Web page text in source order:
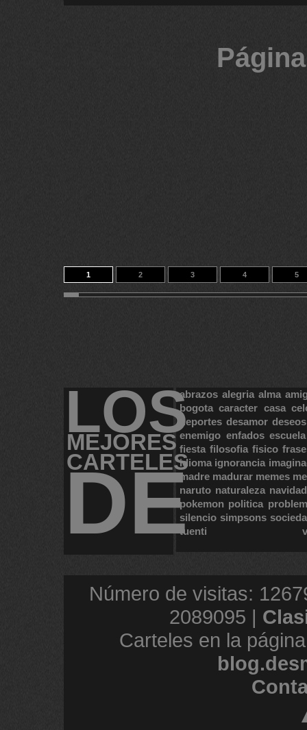
1 2 3 4 5
11 12 13 14 535
LOS
MEJORES
CARTELES
DE
abrazos alegria alma
bogota caracter casa
deportes desamor deseos
enemigo enfados escuela
fiesta filosofia fisico
idioma ignorancia
madre madurar memes
naruto naturaleza navidad
pokemon politica
silencio simpsons
tuenti
Número de visitas:
2089095 |
Carteles en la